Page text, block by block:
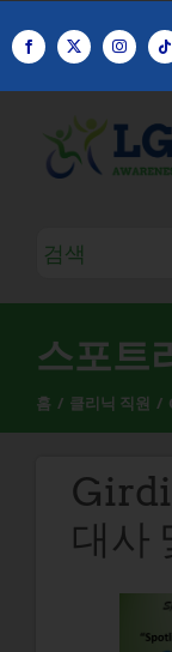
텐
검
쿼
리
스포트
홈 클리닉 직원
대사